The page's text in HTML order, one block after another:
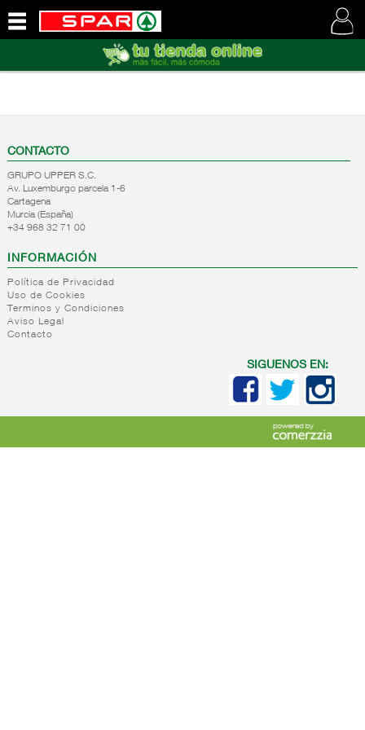
SOMOS
CONTACTO
GRUPO UPPER S.C.
Av. Luxemburgo parcela 1-6
Cartagena
Murcia (España)
+34 968 32 71 00
INFORMACIÓN
Política de Privacidad
Uso de Cookies
Terminos y Condiciones
Aviso Legal
Contacto
SIGUENOS EN: